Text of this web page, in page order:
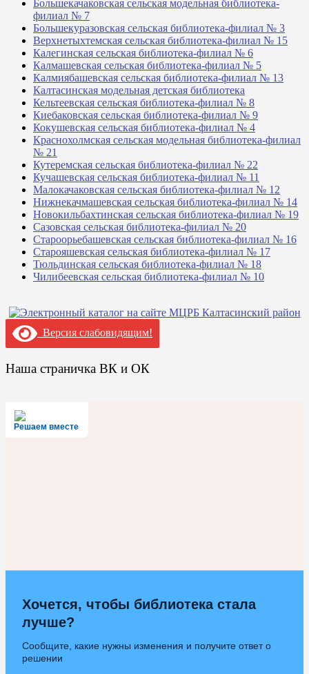
Большекачаковская сельская модельная библиотека-
филиал № 7
Большекуразовская сельская библиотека-филиал № 3
Верхнетыхтемская сельская библиотека-филиал № 15
Калегинская сельская библиотека-филиал № 6
Калмашевская сельская библиотека-филиал № 5
Калмиябашевская сельская библиотека-филиал № 13
Калтасинская модельная детская библиотека
Кельтеевская сельская библиотека-филиал № 8
Киебаковская сельская библиотека-филиал № 9
Кокушевская сельская библиотека-филиал № 4
Краснохолмская сельская модельная библиотека-филиал
№ 21
Кутеремская сельская библиотека-филиал № 22
Кучашевская сельская библиотека-филиал № 11
Малокачаковская сельская библиотека-филиал № 12
Нижнекачмашевская сельская библиотека-филиал № 14
Новокильбахтинская сельская библиотека-филиал № 19
Сазовская сельская библиотека-филиал № 20
Староорьебашевская сельская библиотека-филиал № 16
Старояшевская сельская библиотека-филиал № 17
Тюльдинская сельская библиотека-филиал № 18
Чилибеевская сельская библиотека-филиал № 10
Версия слабовидящим!
Наша страничка ВК и ОК
Решаем вместе
Хочется, чтобы библиотека стала
лучше?
Сообщите, какие нужны изменения и получите ответ о
решении